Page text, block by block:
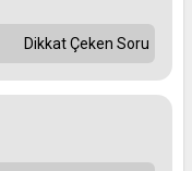
Dikkat Çeken Soru